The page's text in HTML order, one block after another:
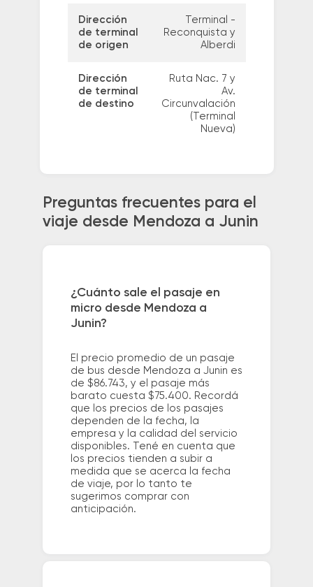
Dirección
de terminal
de origen
Terminal -
Reconquista y
Alberdi
Dirección
de terminal
de destino
Ruta Nac. 7 y
Av.
Circunvalación
(Terminal
Nueva)
Preguntas frecuentes para el
viaje desde Mendoza a Junin
¿Cuánto sale el pasaje en
micro desde Mendoza a
Junin?
El precio promedio de un pasaje
de bus desde Mendoza a Junin es
de $86.743, y el pasaje más
barato cuesta $75.400. Recordá
que los precios de los pasajes
dependen de la fecha, la
empresa y la calidad del servicio
disponibles. Tené en cuenta que
los precios tienden a subir a
medida que se acerca la fecha
de viaje, por lo tanto te
sugerimos comprar con
anticipación.